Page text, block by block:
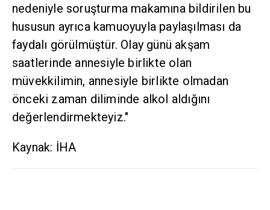
nedeniyle soruşturma makamına bildirilen bu
hususun ayrıca kamuoyuyla paylaşılması da
faydalı görülmüştür. Olay günü akşam
saatlerinde annesiyle birlikte olan
müvekkilimin, annesiyle birlikte olmadan
önceki zaman diliminde alkol aldığını
değerlendirmekteyiz."
Kaynak: İHA